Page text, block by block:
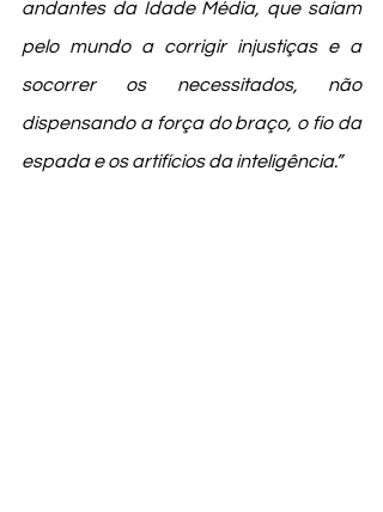
andantes da Idade Média, que saíam
pelo mundo a corrigir injustiças e a
socorrer os necessitados, não
dispensando a força do braço, o fio da
espada e os artifícios da inteligência.”